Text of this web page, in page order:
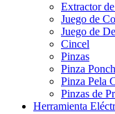
Extractor
Juego de
Juego de
Cincel
Pinzas
Pinza
Pinza Pela
Pinzas de
Herramienta